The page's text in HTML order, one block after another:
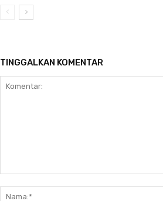
TINGGALKAN KOMENTAR